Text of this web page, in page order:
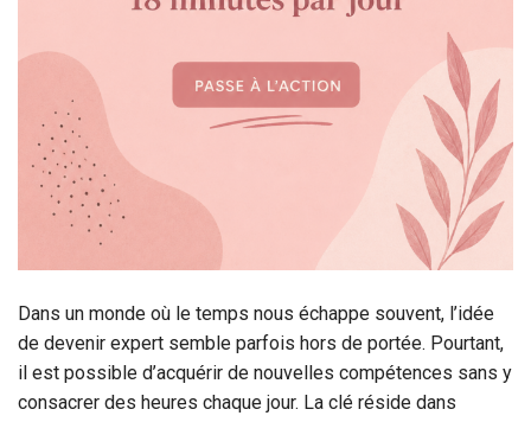
Dans un monde où le temps nous échappe souvent, l’idée
de devenir expert semble parfois hors de portée. Pourtant,
il est possible d’acquérir de nouvelles compétences sans y
consacrer des heures chaque jour. La clé réside dans